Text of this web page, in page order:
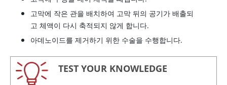
고막에 작은 관을 배치하여 고막 뒤의 공기가 배출되
고 체액이 다시 축적되지 않게 합니다.
아데노이드를 제거하기 위한 수술을 수행합니다.
TEST YOUR KNOWLEDGE